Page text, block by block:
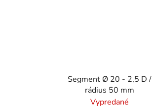
Segment Ø 20 - 2,5 D /
rádius 50 mm
Vypredané